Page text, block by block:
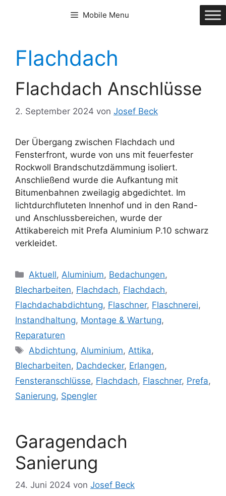
Mobile Menu
Flachdach
Flachdach Anschlüsse
2. September 2024 von Josef Beck
Der Übergang zwischen Flachdach und
Fensterfront, wurde von uns mit feuerfester
Rockwoll Brandschutzdämmung isoliert.
Anschließend wurde die Aufkantung mit
Bitumenbahnen zweilagig abgedichtet. Im
lichtdurchfluteten Innenhof und in den Rand-
und Anschlussbereichen, wurde der
Attikabereich mit Prefa Aluminium P.10 schwarz
verkleidet.
Kategorien
Aktuell, Aluminium, Bedachungen,
Blecharbeiten, Flachdach, Flachdach,
Flachdachabdichtung, Flaschner, Flaschnerei,
Instandhaltung, Montage & Wartung,
Reparaturen
Schlagwörter
Abdichtung, Aluminium, Attika,
Blecharbeiten, Dachdecker, Erlangen,
Fensteranschlüsse, Flachdach, Flaschner, Prefa,
Sanierung, Spengler
Garagendach
Sanierung
24. Juni 2024 von Josef Beck